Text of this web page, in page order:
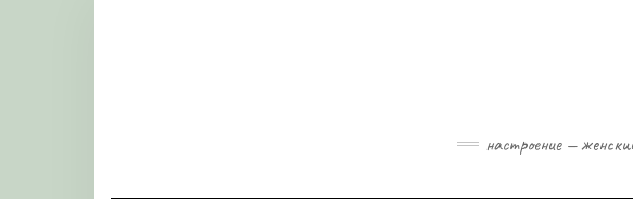
настроение —